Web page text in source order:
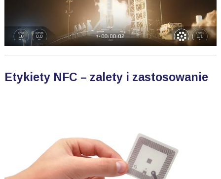
Etykiety NFC – zalety i zastosowanie